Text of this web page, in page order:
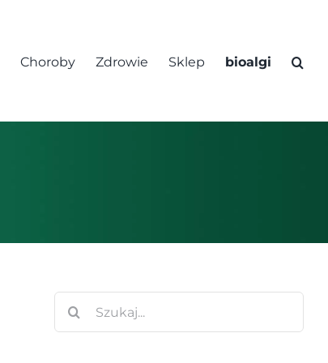
Choroby Zdrowie Sklep bioalgi